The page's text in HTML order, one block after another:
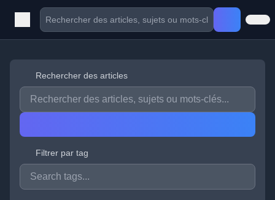
Rechercher des articles
Filtrer par tag